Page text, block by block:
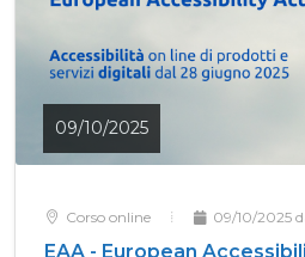
09/10/2025
Corso online 09/10/2025
EAA - European